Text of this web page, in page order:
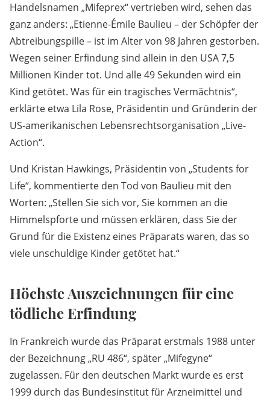
Handelsnamen „Mifeprex“ vertrieben wird, sehen das
ganz anders: „Etienne-Émile Baulieu – der Schöpfer der
Abtreibungspille – ist im Alter von 98 Jahren gestorben.
Wegen seiner Erfindung sind allein in den USA 7,5
Millionen Kinder tot. Und alle 49 Sekunden wird ein
Kind getötet. Was für ein tragisches Vermächtnis“,
erklärte etwa Lila Rose, Präsidentin und Gründerin der
US-amerikanischen Lebensrechtsorganisation „Live-
Action“.
Und Kristan Hawkings, Präsidentin von „Students for
Life“, kommentierte den Tod von Baulieu mit den
Worten: „Stellen Sie sich vor, Sie kommen an die
Himmelspforte und müssen erklären, dass Sie der
Grund für die Existenz eines Präparats waren, das so
viele unschuldige Kinder getötet hat.“
Höchste Auszeichnungen für eine
tödliche Erfindung
In Frankreich wurde das Präparat erstmals 1988 unter
der Bezeichnung „RU 486“, später „Mifegyne“
zugelassen. Für den deutschen Markt wurde es erst
1999 durch das Bundesinstitut für Arzneimittel und